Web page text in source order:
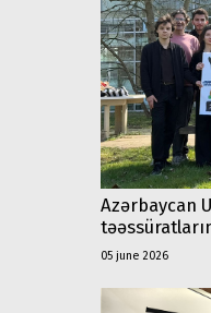
Azərbaycan
05 june 2026